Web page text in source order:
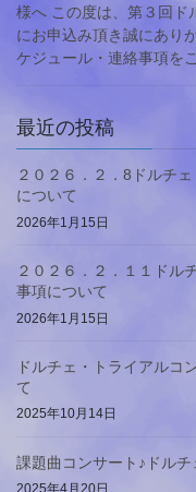
様へ この度は、第３回ド
にお申込み頂き誠にあり
ケジュール・連絡事項を
最近の投稿
２０２６．２．8ドルチ
について
2026年1月15日
２０２６．２．１１ドル
事項について
2026年1月15日
ドルチェ・トライアルコ
て
2025年10月14日
課題曲コンサート♪ドル